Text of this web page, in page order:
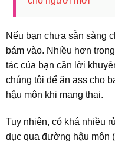
Nếu bạn chưa sẵn sàng
bám vào. Nhiều hơn
tác của bạn cần lời
chúng tôi để ăn ass cho
hậu môn khi mang thai.
Tuy nhiên, có khá nhiều
dục qua đường hậu môn